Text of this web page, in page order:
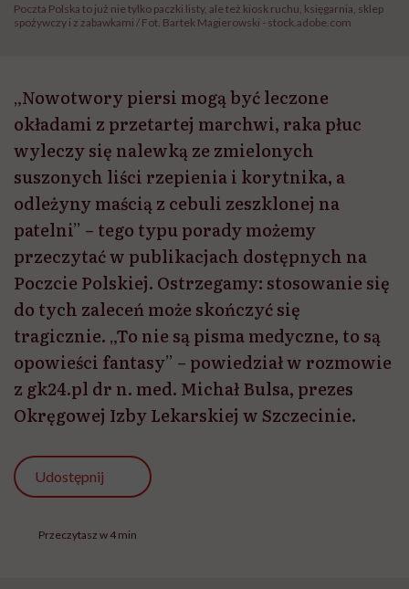
Poczta Polska to już nie tylko paczki listy, ale też kiosk ruchu, księgarnia, sklep
spożywczy i z zabawkami / Fot. Bartek Magierowski - stock.adobe.com
„Nowotwory piersi mogą być leczone
okładami z przetartej marchwi, raka płuc
wyleczy się nalewką ze zmielonych
suszonych liści rzepienia i korytnika, a
odleżyny maścią z cebuli zeszklonej na
patelni” – tego typu porady możemy
przeczytać w publikacjach dostępnych na
Poczcie Polskiej. Ostrzegamy: stosowanie się
do tych zaleceń może skończyć się
tragicznie. „To nie są pisma medyczne, to są
opowieści fantasy” – powiedział w rozmowie
z gk24.pl dr n. med. Michał Bulsa, prezes
Okręgowej Izby Lekarskiej w Szczecinie.
Udostępnij
Przeczytasz w 4 min